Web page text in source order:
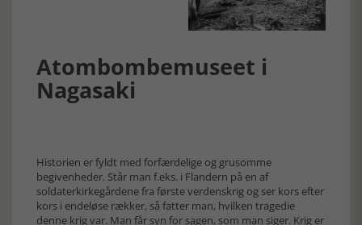
Atombombemuseet i
Nagasaki
Historien er fyldt med forfærdelige og grusomme
begivenheder. Står man f.eks. i Flandern på en af
soldaterkirkegårdene fra første verdenskrig og ser kors efter
kors i endeløse rækker, så fatter man, hvilken tragedie
denne krig var. Man får syn for sagen, som man siger. Krig er